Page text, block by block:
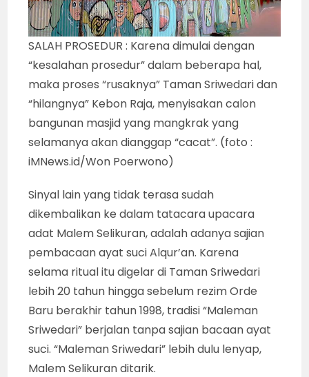
SALAH PROSEDUR : Karena dimulai dengan
“kesalahan prosedur” dalam beberapa hal,
maka proses “rusaknya” Taman Sriwedari dan
“hilangnya” Kebon Raja, menyisakan calon
bangunan masjid yang mangkrak yang
selamanya akan dianggap “cacat”. (foto :
iMNews.id/Won Poerwono)
Sinyal lain yang tidak terasa sudah
dikembalikan ke dalam tatacara upacara
adat Malem Selikuran, adalah adanya sajian
pembacaan ayat suci Alqur’an. Karena
selama ritual itu digelar di Taman Sriwedari
lebih 20 tahun hingga sebelum rezim Orde
Baru berakhir tahun 1998, tradisi “Maleman
Sriwedari” berjalan tanpa sajian bacaan ayat
suci. “Maleman Sriwedari” lebih dulu lenyap,
Malem Selikuran ditarik.